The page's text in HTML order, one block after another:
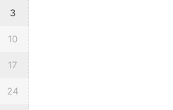
3
10
17
24